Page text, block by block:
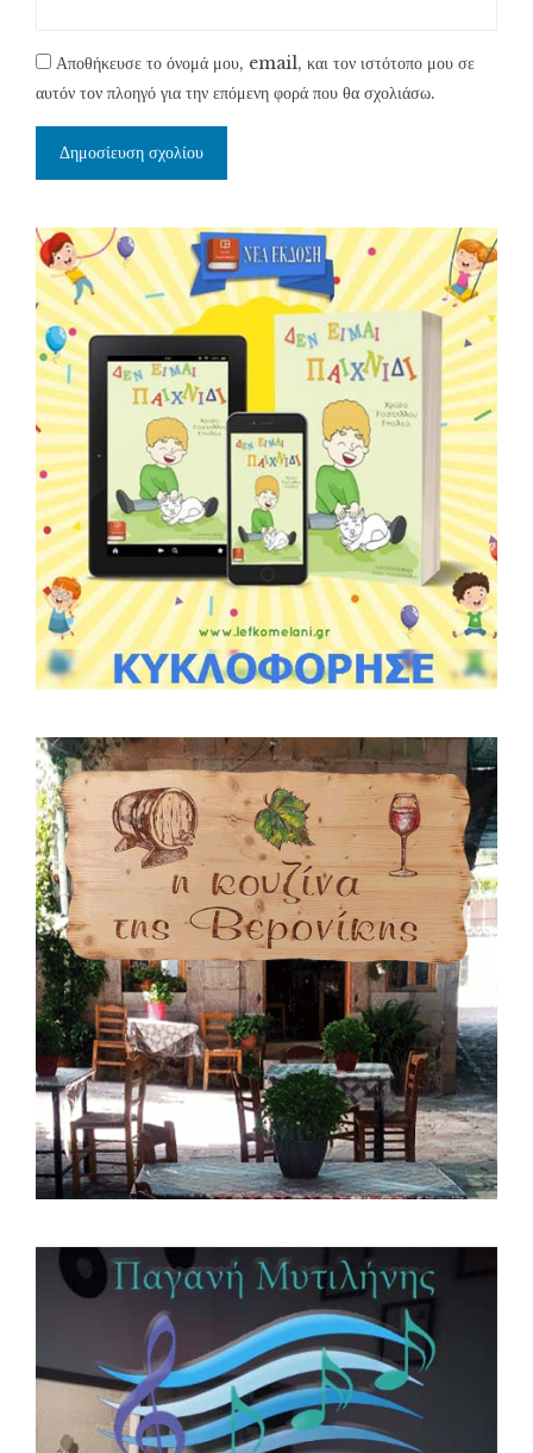
Αποθήκευσε το όνομά μου, email, και τον ιστότοπο μου σε
αυτόν τον πλοηγό για την επόμενη φορά που θα σχολιάσω.